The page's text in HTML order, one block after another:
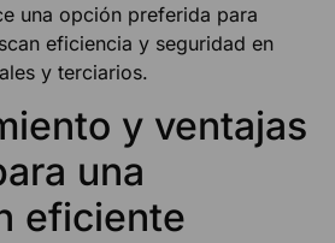
una opción preferida para
eficiencia y seguridad en
y terciarios.
y ventajas
una
eficiente